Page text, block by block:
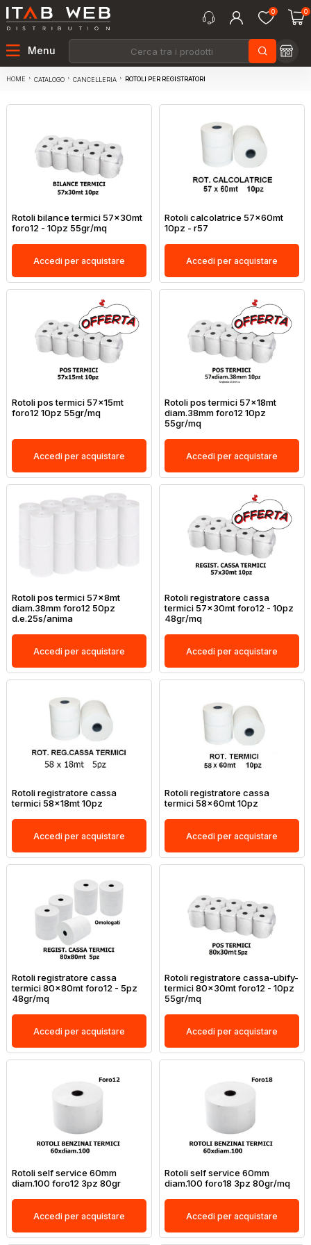
0 0
Menu
HOME CATALOGO CANCELLERIA ROTOLI PER REGISTRATORI
Rotoli bilance termici 57x30mt
foro12 - 10pz 55gr/mq
Accedi per acquistare
Rotoli calcolatrice 57x60mt
10pz - r57
Accedi per acquistare
Rotoli pos termici 57x15mt
foro12 10pz 55gr/mq
Accedi per acquistare
Rotoli pos termici 57x18mt
diam.38mm foro12 10pz
55gr/mq
Accedi per acquistare
Rotoli pos termici 57x8mt
diam.38mm foro12 50pz
d.e.25s/anima
Accedi per acquistare
Rotoli registratore cassa
termici 57x30mt foro12 - 10pz
48gr/mq
Accedi per acquistare
Rotoli registratore cassa
termici 58x18mt 10pz
Accedi per acquistare
Rotoli registratore cassa
termici 58x60mt 10pz
Accedi per acquistare
Rotoli registratore cassa
termici 80x80mt foro12 - 5pz
48gr/mq
Accedi per acquistare
Rotoli registratore cassa-ubify-
termici 80x30mt foro12 - 10pz
55gr/mq
Accedi per acquistare
Rotoli self service 60mm
diam.100 foro12 3pz 80gr
Accedi per acquistare
Rotoli self service 60mm
diam.100 foro18 3pz 80gr/mq
Accedi per acquistare